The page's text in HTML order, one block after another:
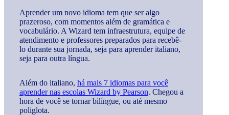
Aprender um novo idioma tem que ser algo
prazeroso, com momentos além de gramática e
vocabulário. A Wizard tem infraestrutura, equipe de
atendimento e professores preparados para recebê-
lo durante sua jornada, seja para aprender italiano,
seja para outra língua.
Além do italiano, há mais 7 idiomas para você
aprender nas escolas Wizard by Pearson. Chegou a
hora de você se tornar bilíngue, ou até mesmo
poliglota.